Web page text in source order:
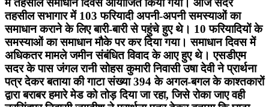
तहसील सभागार में 103 फरियादी अपनी-अपनी समस्याओं का
समाधान कराने के लिए बारी-बारी से पहुंचे हुए थे। 10 फरियादियों के
समस्याओं का समाधान मौके पर कर दिया गया। समाधान दिवस में
अधिकतर मामले जमीन संबंधित विवाद के आए हुए थे। एसडीएम
सदर के पास जंगल रानी सोहस कुमारी निवासी उषा देवी ने प्रार्थना
पत्र देकर बताया की गाटा संख्या 394 के अगल-बगल के काश्तकारों
द्वारा बराबर हमारे मेड को तोड़ दिया जा रहा, जिसे रोका जाए वही